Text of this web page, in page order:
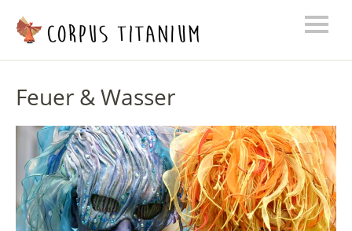
Feuer & Wasser